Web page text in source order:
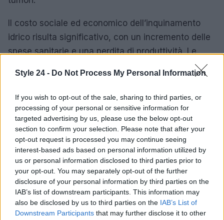
Style 24 - Do Not Process My Personal Information
If you wish to opt-out of the sale, sharing to third parties, or
processing of your personal or sensitive information for
targeted advertising by us, please use the below opt-out
section to confirm your selection. Please note that after your
opt-out request is processed you may continue seeing
interest-based ads based on personal information utilized by
us or personal information disclosed to third parties prior to
your opt-out. You may separately opt-out of the further
disclosure of your personal information by third parties on the
IAB’s list of downstream participants. This information may
also be disclosed by us to third parties on the IAB’s List of
Downstream Participants that may further disclose it to other
Il costo sociale ed economico dell’inquinamento
idrico risulta significativo, con un incremento delle
spese sanitarie e una perdita di produttività. Le
comunità colpite affrontano non solo problemi di
salute, ma anche un deterioramento della fiducia
nelle istituzioni responsabili della gestione delle
risorse idriche.
Nonostante leevidenzee letestimonianze
raccolte, la strada verso la risoluzione della
questione rimane complessa. Le prossime fasi
dell’inchiesta prevedono ulteriori analisi dei dati e
delle testimonianze, nonché il monitoraggio delle
azioni intraprese dalle autorità competenti per
garantire la sicurezza dell’acqua potabile. Solo